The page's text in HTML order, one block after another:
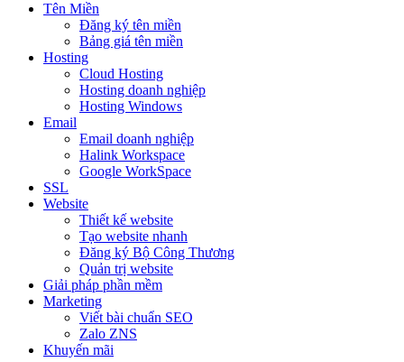
Tên Miền
Đăng ký tên miền
Bảng giá tên miền
Hosting
Cloud Hosting
Hosting doanh nghiệp
Hosting Windows
Email
Email doanh nghiệp
Halink Workspace
Google WorkSpace
SSL
Website
Thiết kế website
Tạo website nhanh
Đăng ký Bộ Công Thương
Quản trị website
Giải pháp phần mềm
Marketing
Viết bài chuẩn SEO
Zalo ZNS
Khuyến mãi